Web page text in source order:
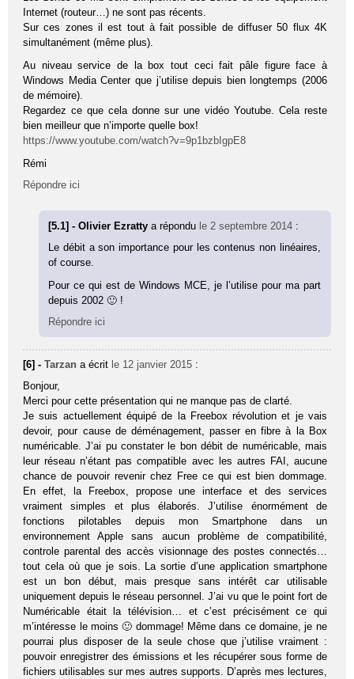
Internet (routeur…) ne sont pas récents.
Sur ces zones il est tout à fait possible de diffuser 50 flux 4K
simultanément (même plus).
Au niveau service de la box tout ceci fait pâle figure face à
Windows Media Center que j’utilise depuis bien longtemps (2006
de mémoire).
Regardez ce que cela donne sur une vidéo Youtube. Cela reste
bien meilleur que n’importe quelle box!
https://www.youtube.com/watch?v=9p1bzbIgpE8
Rémi
Répondre ici
[5.1] - Olivier Ezrattya répondu le 2 septembre 2014 :
Le débit a son importance pour les contenus non linéaires,
of course.
Pour ce qui est de Windows MCE, je l’utilise pour ma part
depuis 2002 🙂 !
Répondre ici
[6] -Tarzan a écrit le 12 janvier 2015 :
Bonjour,
Merci pour cette présentation qui ne manque pas de clarté.
Je suis actuellement équipé de la Freebox révolution et je vais
devoir, pour cause de déménagement, passer en fibre à la Box
numéricable. J’ai pu constater le bon débit de numéricable, mais
leur réseau n’étant pas compatible avec les autres FAI, aucune
chance de pouvoir revenir chez Free ce qui est bien dommage.
En effet, la Freebox, propose une interface et des services
vraiment simples et plus élaborés. J’utilise énormément de
fonctions pilotables depuis mon Smartphone dans un
environnement Apple sans aucun problème de compatibilité,
controle parental des accès visionnage des postes connectés…
tout cela où que je sois. La sortie d’une application smartphone
est un bon début, mais presque sans intérêt car utilisable
uniquement depuis le réseau personnel. J’ai vu que le point fort de
Numéricable était la télévision… et c’est précisément ce qui
m’intéresse le moins 🙂 dommage! Même dans ce domaine, je ne
pourrai plus disposer de la seule chose que j’utilise vraiment :
pouvoir enregistrer des émissions et les récupérer sous forme de
fichiers utilisables sur mes autres supports. D’après mes lectures,